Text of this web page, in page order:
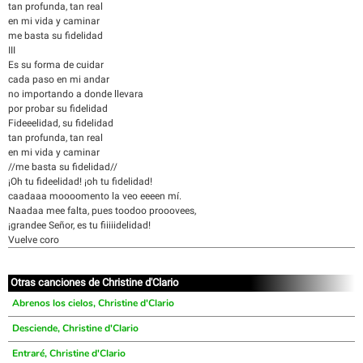
tan profunda, tan real
en mi vida y caminar
me basta su fidelidad
III
Es su forma de cuidar
cada paso en mi andar
no importando a donde llevara
por probar su fidelidad
Fideeelidad, su fidelidad
tan profunda, tan real
en mi vida y caminar
//me basta su fidelidad//
¡Oh tu fideelidad! ¡oh tu fidelidad!
caadaaa moooomento la veo eeeen mí.
Naadaa mee falta, pues toodoo prooovees,
¡grandee Señor, es tu fiiiiidelidad!
Vuelve coro
Otras canciones de Christine d'Clario
Abrenos los cielos, Christine d'Clario
Desciende, Christine d'Clario
Entraré, Christine d'Clario